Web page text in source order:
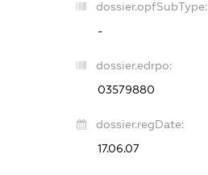
dossier.opfSubType:
-
dossier.edrpo:
03579880
dossier.regDate:
17.06.07